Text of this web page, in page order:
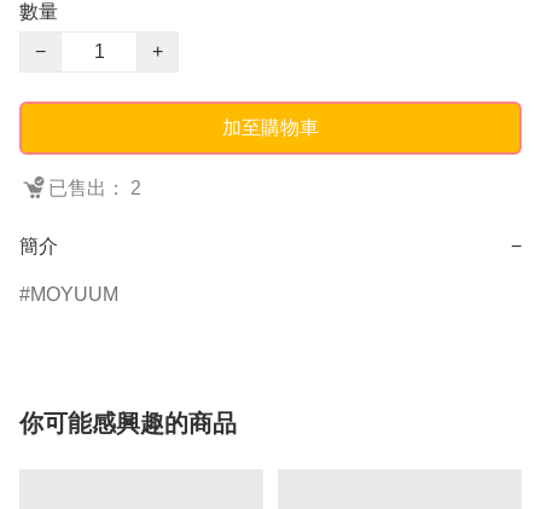
數量
−
+
加至購物車
已售出： 2
簡介 −
MOYUUM
你可能感興趣的商品